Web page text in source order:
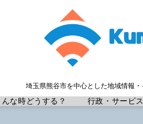
埼玉県熊谷市を中心とした地域情報
んな時どうする？ 行政・サービス